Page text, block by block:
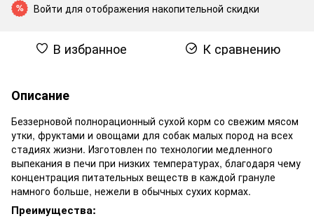
% Войти для отображения накопительной скидки
В избранное К сравнению
Описание
Беззерновой полнорационный сухой корм со свежим мясом
утки, фруктами и овощами для собак малых пород на всех
стадиях жизни. Изготовлен по технологии медленного
выпекания в печи при низких температурах, благодаря чему
концентрация питательных веществ в каждой грануле
намного больше, нежели в обычных сухих кормах.
Преимущества: